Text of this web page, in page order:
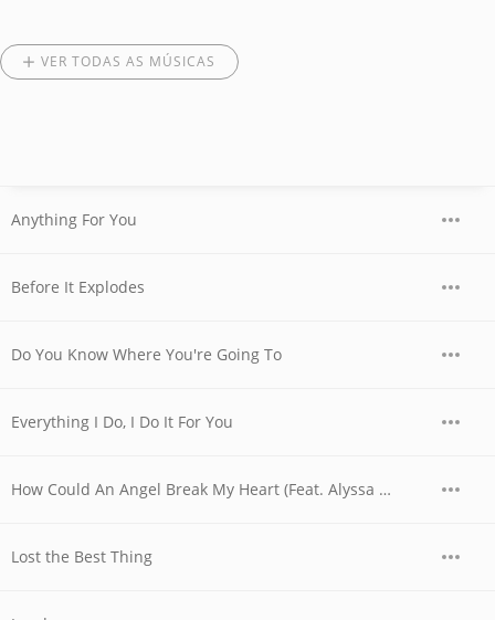
VER TODAS AS MÚSICAS
Anything For You
Before It Explodes
Do You Know Where You're Going To
Everything I Do, I Do It For You
How Could An Angel Break My Heart (Feat. Alyssa Quijano)
Lost the Best Thing